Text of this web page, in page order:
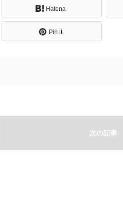
Hatena
Pin it
次の記事